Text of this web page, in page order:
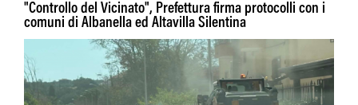
"Controllo del Vicinato", Prefettura firma protocolli con i
comuni di Albanella ed Altavilla Silentina